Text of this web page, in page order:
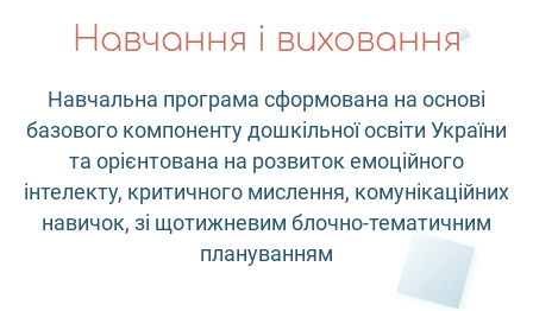
Навчання і виховання
Навчальна програма сформована на основі
базового компоненту дошкільної освіти України
та орієнтована на розвиток емоційного
інтелекту, критичного мислення, комунікаційних
навичок, зі щотижневим блочно-тематичним
плануванням